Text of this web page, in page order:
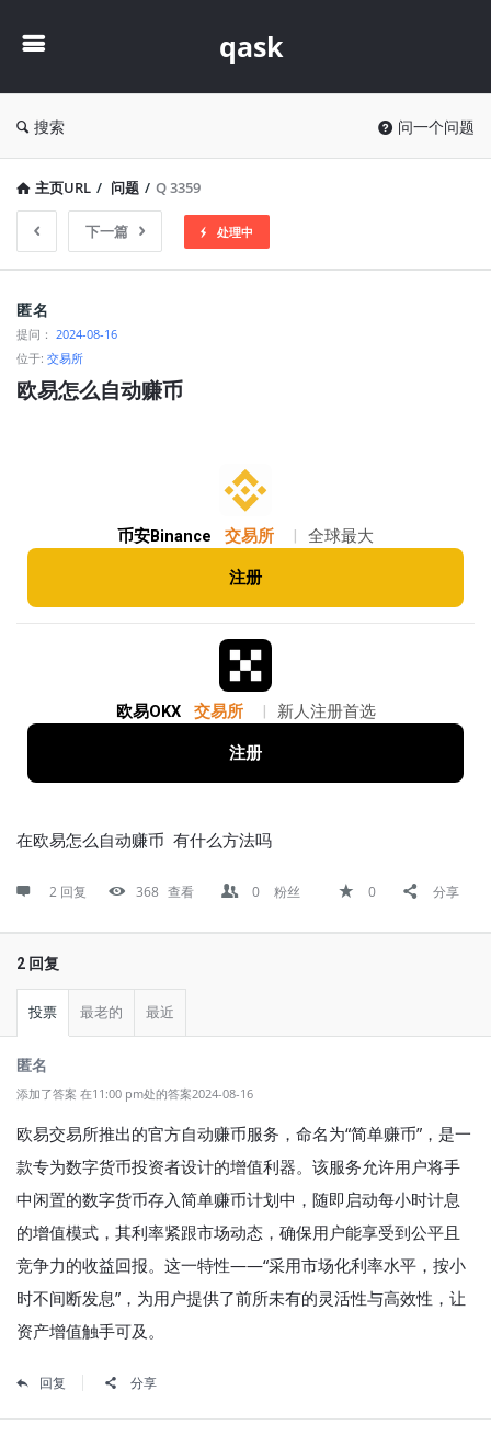
qask
搜索 问一个问题
主页URL / 问题 / Q 3359
下一篇 处理中
qask
最
新
问
匿名
提问： 2024-08-16
位于: 交易所
欧易怎么自动赚币
币安Binance 交易所 全球最大
注册
欧易OKX 交易所 新人注册首选
注册
在欧易怎么自动赚币 有什么方法吗
2 回复 368 查看 0 粉丝 0 分享
2 回复
投票 最老的 最近
匿名
添加了答案 在11:00 pm处的答案2024-08-16
欧易交易所推出的官方自动赚币服务，命名为“简单赚币”，是一
款专为数字货币投资者设计的增值利器。该服务允许用户将手
中闲置的数字货币存入简单赚币计划中，随即启动每小时计息
的增值模式，其利率紧跟市场动态，确保用户能享受到公平且
竞争力的收益回报。这一特性——“采用市场化利率水平，按小
时不间断发息”，为用户提供了前所未有的灵活性与高效性，让
资产增值触手可及。
回复 分享